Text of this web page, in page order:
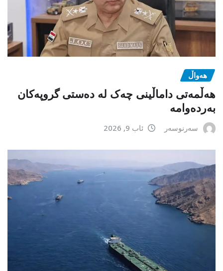
هەواڵ
هەڵمەتی داماڵینی چەک لە دەستی گروپەکان
بەردەوامە
سەرنوسەر ئاب 9, 2026